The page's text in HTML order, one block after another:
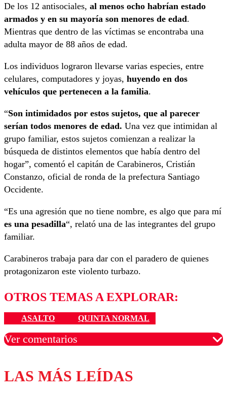
De los 12 antisociales, al menos ocho habrían estado
armados y en su mayoría son menores de edad.
Mientras que dentro de las víctimas se encontraba una
adulta mayor de 88 años de edad.
Los individuos lograron llevarse varias especies, entre
celulares, computadores y joyas, huyendo en dos
vehículos que pertenecen a la familia.
“Son intimidados por estos sujetos, que al parecer
serían todos menores de edad. Una vez que intimidan al
grupo familiar, estos sujetos comienzan a realizar la
búsqueda de distintos elementos que había dentro del
hogar”, comentó el capitán de Carabineros, Cristián
Constanzo, oficial de ronda de la prefectura Santiago
Occidente.
“Es una agresión que no tiene nombre, es algo que para mí
es una pesadilla“, relató una de las integrantes del grupo
familiar.
Carabineros trabaja para dar con el paradero de quienes
protagonizaron este violento turbazo.
OTROS TEMAS A EXPLORAR:
ASALTO QUINTA NORMAL
Ver comentarios
Los comentarios son moderados para garantizar un
diálogo respetuoso.
LAS MÁS LEÍDAS